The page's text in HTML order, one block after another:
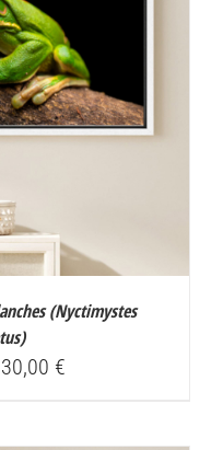
(Nyctimystes
)
€Plage